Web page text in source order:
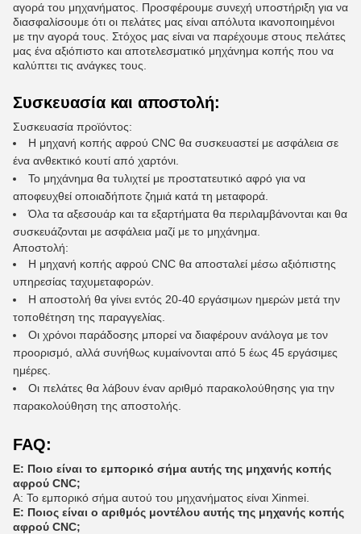
αγορά του μηχανήματος. Προσφέρουμε συνεχή υποστήριξη για να
διασφαλίσουμε ότι οι πελάτες μας είναι απόλυτα ικανοποιημένοι
με την αγορά τους. Στόχος μας είναι να παρέχουμε στους πελάτες
μας ένα αξιόπιστο και αποτελεσματικό μηχάνημα κοπής που να
καλύπτει τις ανάγκες τους.
Συσκευασία και αποστολή:
Συσκευασία προϊόντος:
Η μηχανή κοπής αφρού CNC θα συσκευαστεί με ασφάλεια σε
ένα ανθεκτικό κουτί από χαρτόνι.
Το μηχάνημα θα τυλιχτεί με προστατευτικό αφρό για να
αποφευχθεί οποιαδήποτε ζημιά κατά τη μεταφορά.
Όλα τα αξεσουάρ και τα εξαρτήματα θα περιλαμβάνονται και θα
συσκευάζονται με ασφάλεια μαζί με το μηχάνημα.
Αποστολή:
Η μηχανή κοπής αφρού CNC θα αποσταλεί μέσω αξιόπιστης
υπηρεσίας ταχυμεταφορών.
Η αποστολή θα γίνει εντός 20-40 εργάσιμων ημερών μετά την
τοποθέτηση της παραγγελίας.
Οι χρόνοι παράδοσης μπορεί να διαφέρουν ανάλογα με τον
προορισμό, αλλά συνήθως κυμαίνονται από 5 έως 45 εργάσιμες
ημέρες.
Οι πελάτες θα λάβουν έναν αριθμό παρακολούθησης για την
παρακολούθηση της αποστολής.
FAQ:
Ε: Ποιο είναι το εμπορικό σήμα αυτής της μηχανής κοπής
αφρού CNC;
Α: Το εμπορικό σήμα αυτού του μηχανήματος είναι Xinmei.
Ε: Ποιος είναι ο αριθμός μοντέλου αυτής της μηχανής κοπής
αφρού CNC;